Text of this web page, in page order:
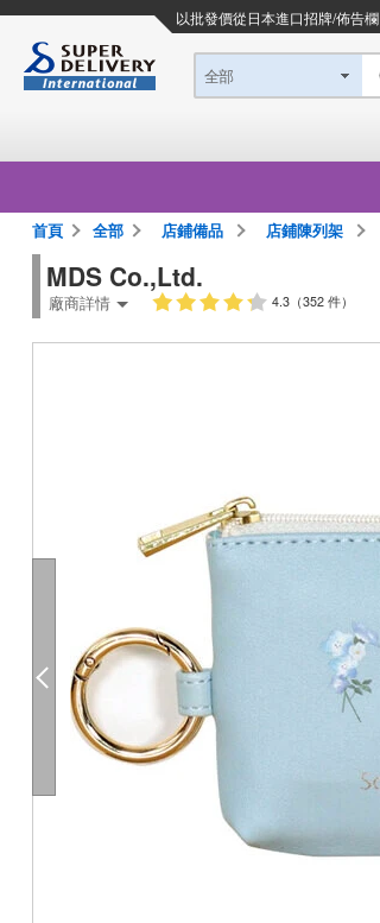
以批發價從日本進口招牌/佈告欄
全部
首頁 全部 店鋪備品 店鋪陳列架
MDS Co.,Ltd.
廠商詳情 4.3（352 件）